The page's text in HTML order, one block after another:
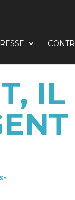
IL